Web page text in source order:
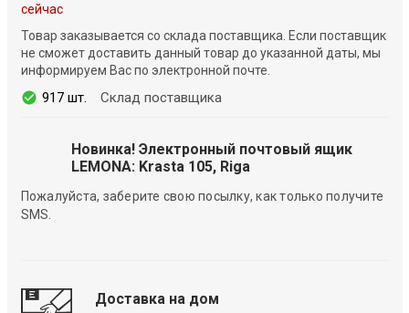
сейчас
Товар заказывается со склада поставщика. Если поставщик
не сможет доставить данный товар до указанной даты, мы
информируем Вас по электронной почте.
917 шт. Склад поставщика
Новинка! Электронный почтовый ящик
LEMONA: Krasta 105, Riga
Пожалуйста, заберите свою посылку, как только получите
SMS.
Доставка на дом